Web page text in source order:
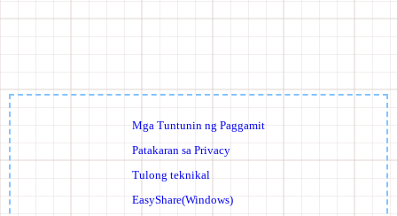
Mga Tuntunin ng Paggamit
Patakaran sa Privacy
Tulong teknikal
EasyShare(Windows)